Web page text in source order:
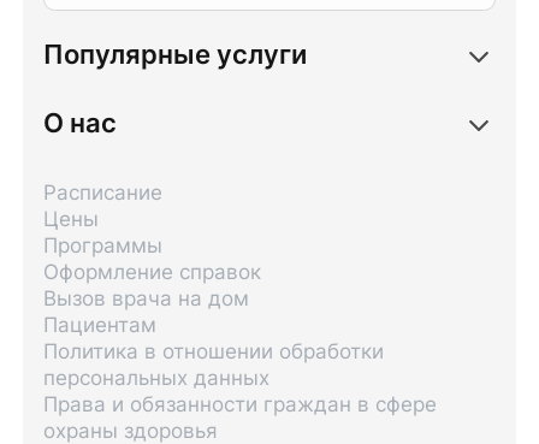
Популярные услуги
О нас
Расписание
Цены
Программы
Оформление справок
Вызов врача на дом
Пациентам
Политика в отношении обработки
персональных данных
Права и обязанности граждан в сфере
охраны здоровья